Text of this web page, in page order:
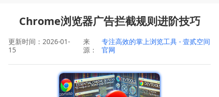
Chrome浏览器广告拦截规则进阶技巧
更新时间：2026-01-
15
来
源：
专注高效的掌上浏览工具 - 壹贰空间
官网